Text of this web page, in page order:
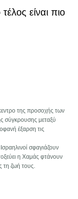
είναι πιο
της προσοχής των
σύγκρουσης μεταξύ
έξαρση τις
σφαγιάζουν
η Χαμάς φτάνουν
τη ζωή τους.